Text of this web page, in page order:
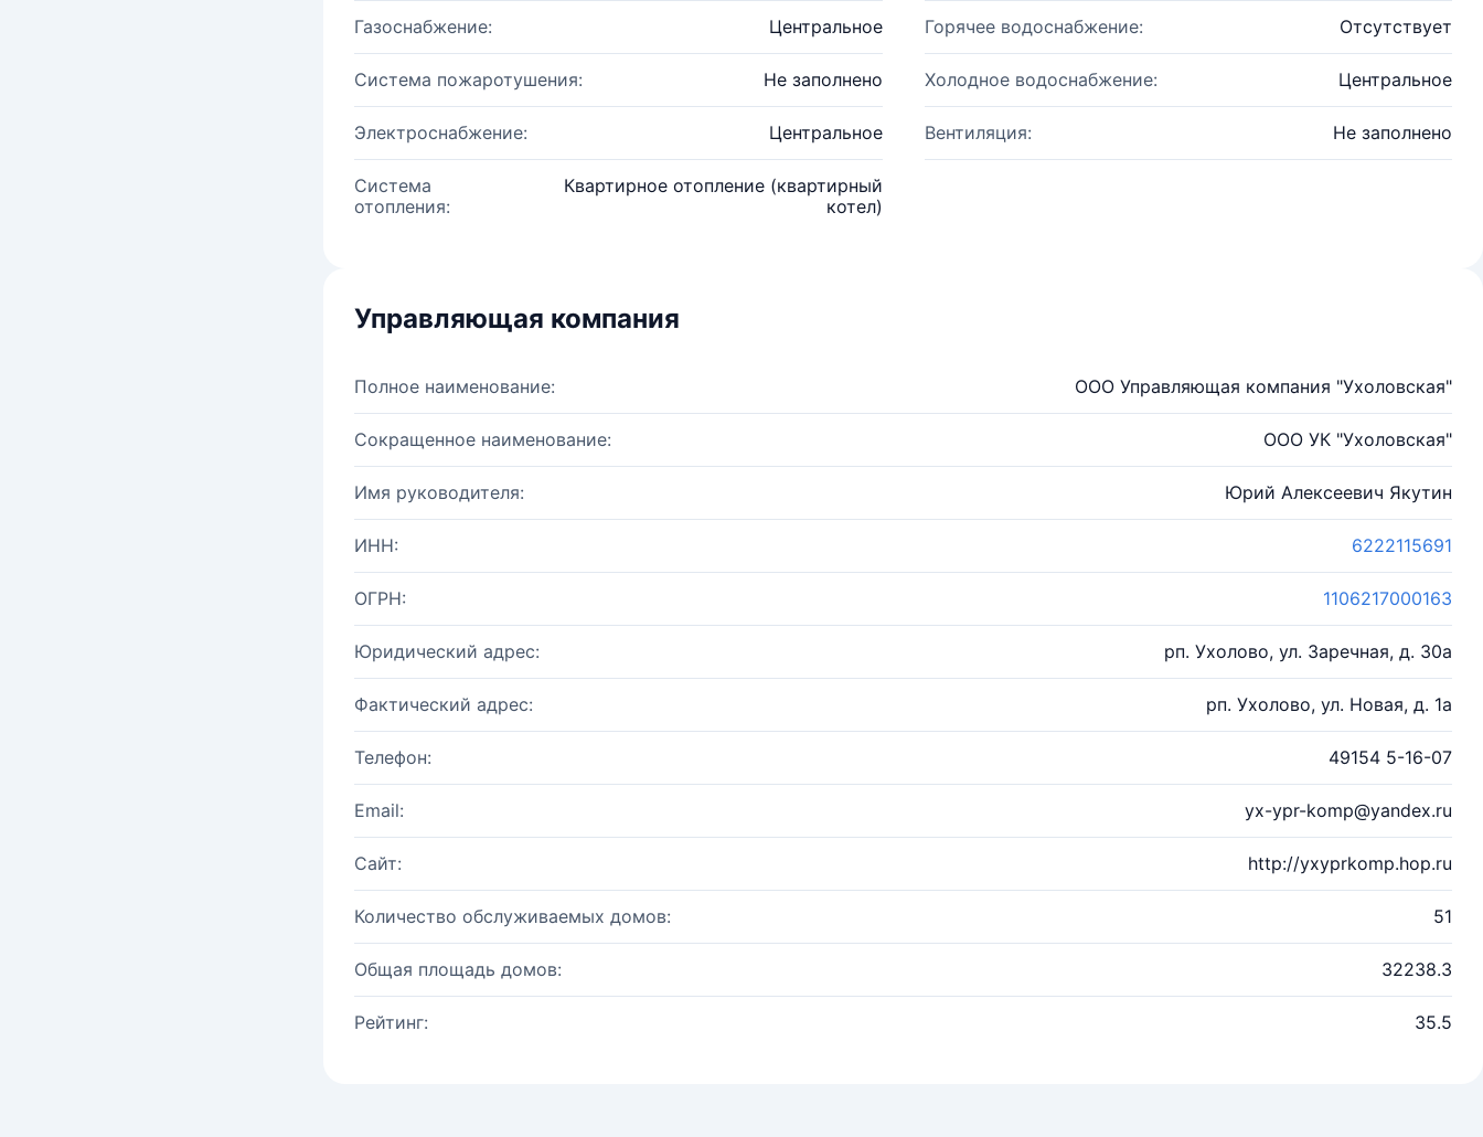
Газоснабжение: Центральное Горячее водоснабжение: Отсутствует
Система пожаротушения: Не заполнено Холодное водоснабжение: Центральное
Электроснабжение: Центральное Вентиляция: Не заполнено
Система
отопления:
Квартирное отопление (квартирный
котел)
Управляющая компания
Полное наименование: ООО Управляющая компания "Ухоловская"
Сокращенное наименование: ООО УК "Ухоловская"
Имя руководителя: Юрий Алексеевич Якутин
ИНН: 6222115691
ОГРН: 1106217000163
Юридический адрес: рп. Ухолово, ул. Заречная, д. 30а
Фактический адрес: рп. Ухолово, ул. Новая, д. 1а
Телефон: 49154 5-16-07
Email: yx-ypr-komp@yandex.ru
Сайт: http://yxyprkomp.hop.ru
Количество обслуживаемых домов: 51
Общая площадь домов: 32238.3
Рейтинг: 35.5